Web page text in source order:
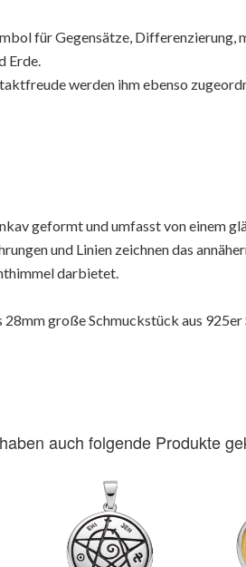
für Gegensätze, Differenzierung,
Erde.
werden ihm ebenso
geformt und umfasst von einem
und Linien zeichnen das
darbietet.
große Schmuckstück aus
auch folgende Produkte